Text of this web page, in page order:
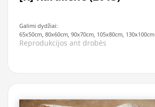
Galimi dydžiai:
65x50cm, 80x60cm, 90x70cm, 105x80cm, 130x100cm
Reprodukcijos ant drobės